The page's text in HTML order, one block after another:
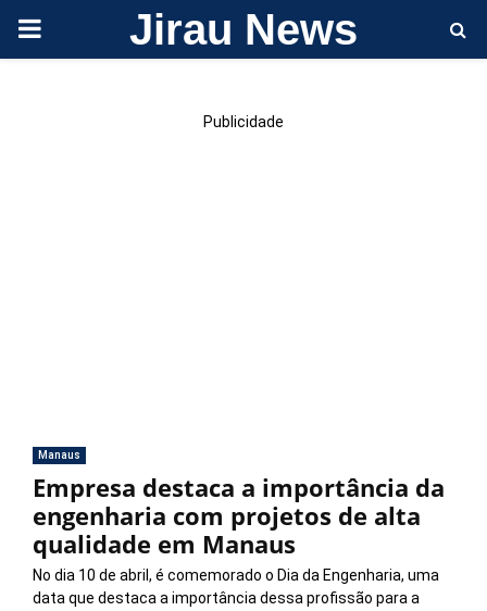
PRIMARY Jirau News
Publicidade
Manaus
Empresa destaca a importância da
engenharia com projetos de alta
qualidade em Manaus
No dia 10 de abril, é comemorado o Dia da Engenharia, uma
data que destaca a importância dessa profissão para a